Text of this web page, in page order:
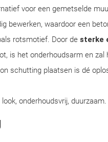
voor een gemetselde
bewerken, waardoor een
rotsmotief. Door de sterke
is het onderhoudsarm en
schutting plaatsen is dé
onderhoudsvrij, duurzaam.